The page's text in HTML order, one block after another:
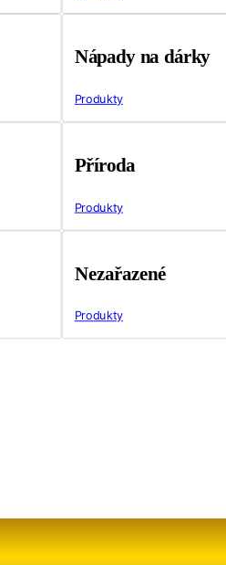
Nápady na dárky
Produkty
Příroda
Produkty
Nezařazené
Produkty